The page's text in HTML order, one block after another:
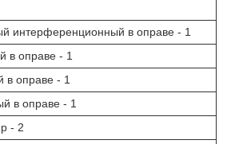
интерференционный в оправе - 1
в оправе - 1
в оправе - 1
в оправе - 1
- 2